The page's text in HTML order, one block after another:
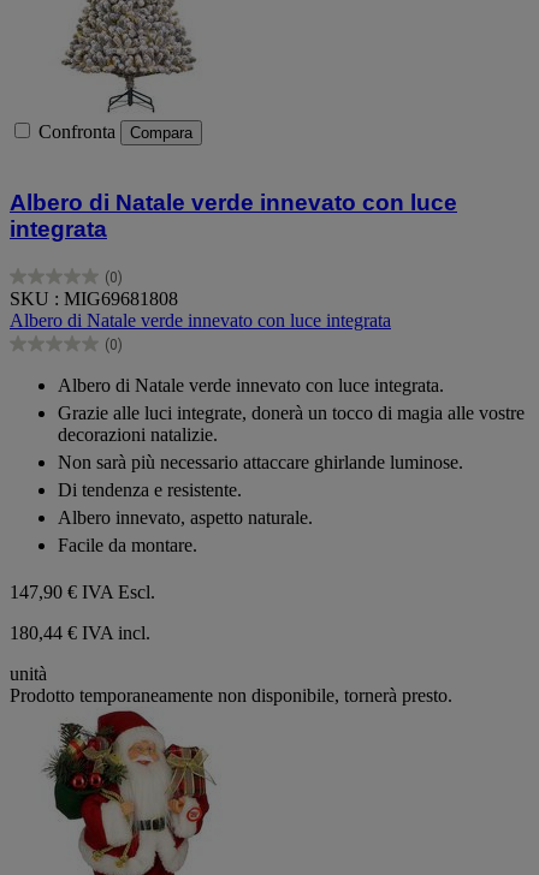
Confronta Compara
Albero di Natale verde innevato con luce
integrata
(0)
0.0
su
5
stelle.
SKU : MIG69681808
Albero di Natale verde innevato con luce integrata
(0)
0.0
stelle.
Albero di Natale verde innevato con luce integrata.
Grazie alle luci integrate, donerà un tocco di magia alle vostre
decorazioni natalizie.
Non sarà più necessario attaccare ghirlande luminose.
Di tendenza e resistente.
Albero innevato, aspetto naturale.
Facile da montare.
147,90 € IVA Escl.
180,44 € IVA incl.
unità
Prodotto temporaneamente non disponibile, tornerà presto.